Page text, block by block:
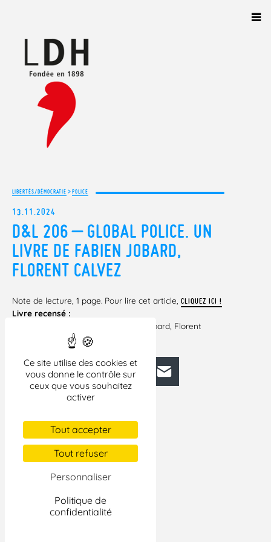
Ce site utilise des cookies et
vous donne le contrôle sur
ceux que vous souhaitez
activer
Tout accepter
Tout refuser
Personnaliser
Politique de
confidentialité
LIBERTÉS/DÉMOCRATIE >POLICE
13.11.2024
D&L 206 – GLOBAL POLICE. UN
LIVRE DE FABIEN JOBARD,
FLORENT CALVEZ
Note de lecture, 1 page. Pour lire cet article, CLIQUEZ ICI !
Livre recensé :
– Global Police. Un livre de Fabien Jobard, Florent
Calvez. Editions Delcourt
FacebookBlueskyMastodonLinkedIn